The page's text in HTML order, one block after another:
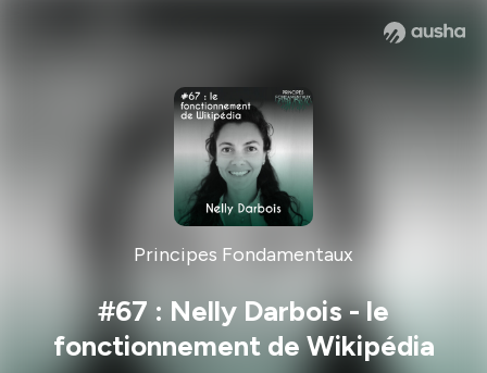
Principes Fondamentaux
#67 : Nelly Darbois - le
fonctionnement de Wikipédia